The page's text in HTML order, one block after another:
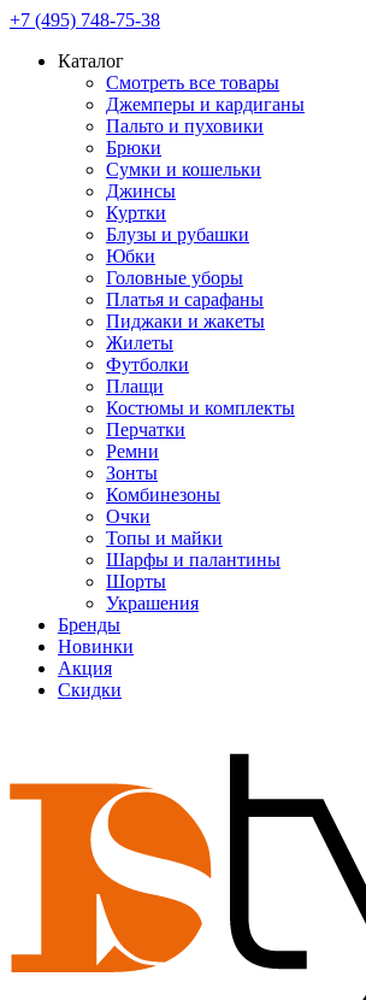
+7 (495) 748-75-38
Каталог
Смотреть все товары
Джемперы и кардиганы
Пальто и пуховики
Брюки
Сумки и кошельки
Джинсы
Куртки
Блузы и рубашки
Юбки
Головные уборы
Платья и сарафаны
Пиджаки и жакеты
Жилеты
Футболки
Плащи
Костюмы и комплекты
Перчатки
Ремни
Зонты
Комбинезоны
Очки
Топы и майки
Шарфы и палантины
Шорты
Украшения
Бренды
Новинки
Акция
Скидки